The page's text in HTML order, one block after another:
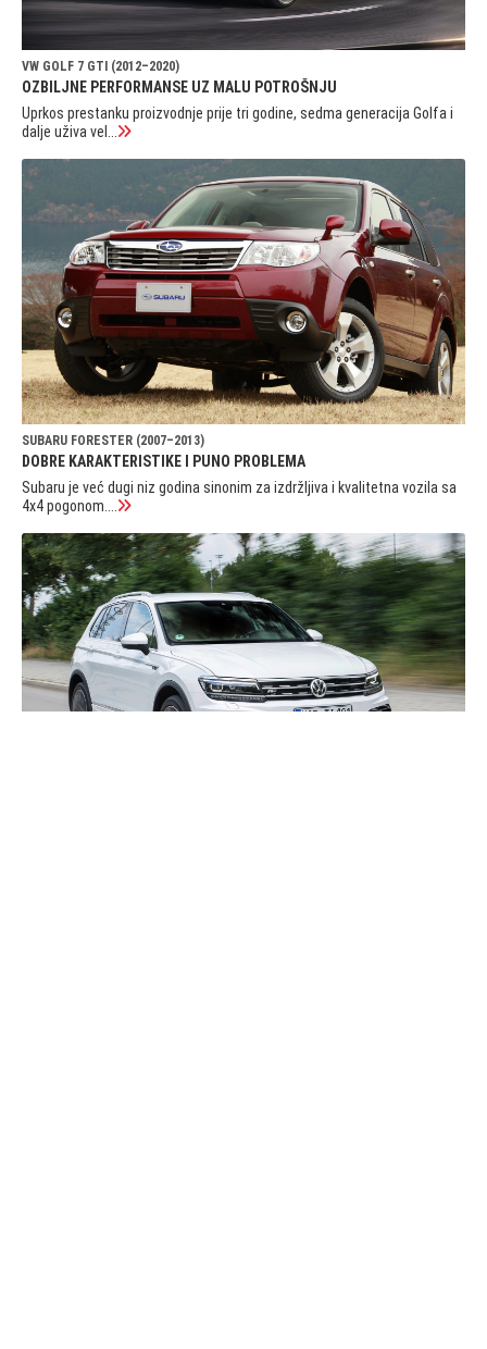
VW GOLF 7 GTI (2012–2020)
OZBILJNE PERFORMANSE UZ MALU POTROŠNJU
Uprkos prestanku proizvodnje prije tri godine, sedma generacija Golfa i
dalje uživa vel...
SUBARU FORESTER (2007–2013)
DOBRE KARAKTERISTIKE I PUNO PROBLEMA
Subaru je već dugi niz godina sinonim za izdržljiva i kvalitetna vozila sa
4x4 pogonom....